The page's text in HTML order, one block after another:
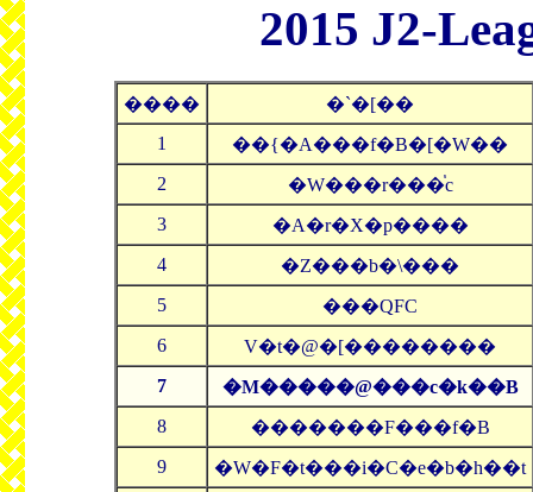
2015 J2-
����
�`�[��
1
��{�A���f�B�[�W��
2
�W���r���֓c
3
�A�r�X�p����
4
�Z���b�\���
5
���QFC
6
V�t�@�[��������
7
�M�����@���c�k��B
8
�������F���f�B
9
�W�F�t���i�C�e�b�h��t